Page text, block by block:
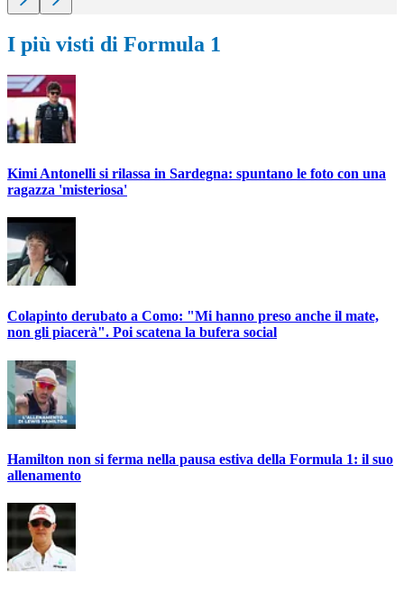
I più visti di Formula 1
Kimi Antonelli si rilassa in Sardegna: spuntano le foto con una
ragazza 'misteriosa'
Colapinto derubato a Como: "Mi hanno preso anche il mate,
non gli piacerà". Poi scatena la bufera social
Hamilton non si ferma nella pausa estiva della Formula 1: il suo
allenamento